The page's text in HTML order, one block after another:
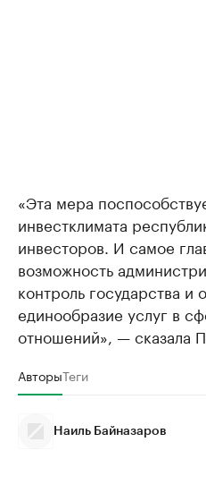
«Эта мера
инвестклимата
инвесторов. И самое
возможность
контроль государства и
единообразие услуг в
отношений», — сказала
АвторыТеги
Наиль Байназаров